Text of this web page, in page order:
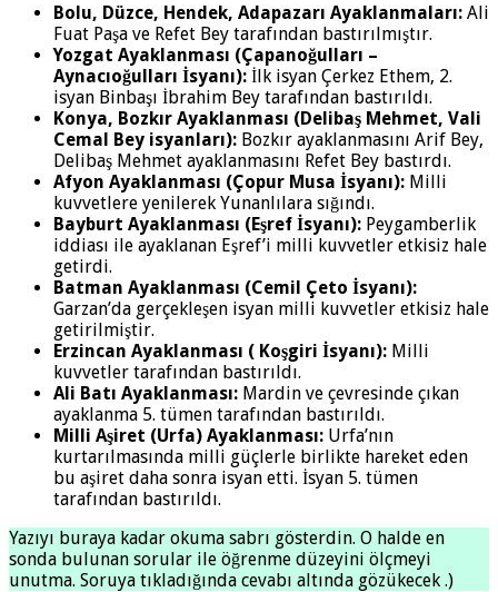
Bolu, Düzce, Hendek, Adapazarı Ayaklanmaları: Ali
Fuat Paşa ve Refet Bey tarafından bastırılmıştır.
Yozgat Ayaklanması (Çapanoğulları –
Aynacıoğulları İsyanı): İlk isyan Çerkez Ethem, 2.
isyan Binbaşı İbrahim Bey tarafından bastırıldı.
Konya, Bozkır Ayaklanması (Delibaş Mehmet, Vali
Cemal Bey isyanları): Bozkır ayaklanmasını Arif Bey,
Delibaş Mehmet ayaklanmasını Refet Bey bastırdı.
Afyon Ayaklanması (Çopur Musa İsyanı): Milli
kuvvetlere yenilerek Yunanlılara sığındı.
Bayburt Ayaklanması (Eşref İsyanı): Peygamberlik
iddiası ile ayaklanan Eşref’i milli kuvvetler etkisiz hale
getirdi.
Batman Ayaklanması (Cemil Çeto İsyanı):
Garzan’da gerçekleşen isyan milli kuvvetler etkisiz hale
getirilmiştir.
Erzincan Ayaklanması ( Koşgiri İsyanı): Milli
kuvvetler tarafından bastırıldı.
Ali Batı Ayaklanması: Mardin ve çevresinde çıkan
ayaklanma 5. tümen tarafından bastırıldı.
Milli Aşiret (Urfa) Ayaklanması: Urfa’nın
kurtarılmasında milli güçlerle birlikte hareket eden
bu aşiret daha sonra isyan etti. İsyan 5. tümen
tarafından bastırıldı.
Yazıyı buraya kadar okuma sabrı gösterdin. O halde en
sonda bulunan sorular ile öğrenme düzeyini ölçmeyi
unutma. Soruya tıkladığında cevabı altında gözükecek .)